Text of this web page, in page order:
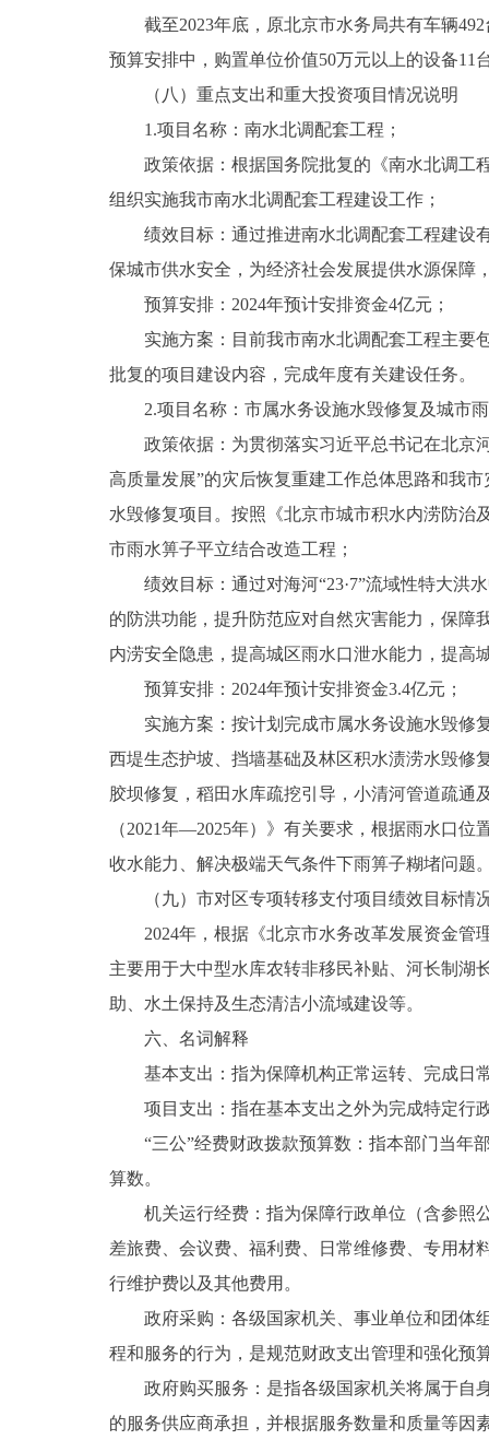
截至2023年底，原北京市水务局共有车辆
预算安排中，购置单位价值50万元以上的设备11
（八）重点支出和重大投资项目情况说明
1.项目名称：南水北调配套工程；
政策依据：根据国务院批复的《南水北调工
组织实施我市南水北调配套工程建设工作；
绩效目标：通过推进南水北调配套工程建设
保城市供水安全，为经济社会发展提供水源保障
预算安排：2024年预计安排资金4亿元；
实施方案：目前我市南水北调配套工程主要
批复的项目建设内容，完成年度有关建设任务。
2.项目名称：市属水务设施水毁修复及城市
政策依据：为贯彻落实习近平总书记在北京
高质量发展”的灾后恢复重建工作总体思路和我
水毁修复项目。按照《北京市城市积水内涝防治
市雨水箅子平立结合改造工程；
绩效目标：通过对海河“23·7”流域性特大
的防洪功能，提升防范应对自然灾害能力，保障
内涝安全隐患，提高城区雨水口泄水能力，提高
预算安排：2024年预计安排资金3.4亿元；
实施方案：按计划完成市属水务设施水毁修
西堤生态护坡、挡墙基础及林区积水渍涝水毁修
胶坝修复，稻田水库疏挖引导，小清河管道疏
（2021年—2025年）》有关要求，根据雨水口
收水能力、解决极端天气条件下雨箅子糊堵问题
（九）市对区专项转移支付项目绩效目标情
2024年，根据《北京市水务改革发展资金管
主要用于大中型水库农转非移民补贴、河长制湖
助、水土保持及生态清洁小流域建设等。
六、名词解释
基本支出：指为保障机构正常运转、完成日
项目支出：指在基本支出之外为完成特定行
“三公”经费财政拨款预算数：指本部门当年
算数。
机关运行经费：指为保障行政单位（含参照
差旅费、会议费、福利费、日常维修费、专用材
行维护费以及其他费用。
政府采购：各级国家机关、事业单位和团体
程和服务的行为，是规范财政支出管理和强化预
政府购买服务：是指各级国家机关将属于自
的服务供应商承担，并根据服务数量和质量等因